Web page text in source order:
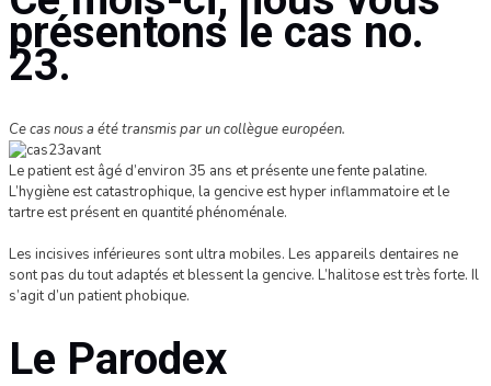
présentons le cas no.
23.
Ce cas nous a été transmis par un collègue européen.
Le patient est âgé d’environ 35 ans et présente une fente palatine.
L’hygiène est catastrophique, la gencive est hyper inflammatoire et le
tartre est présent en quantité phénoménale.
Les incisives inférieures sont ultra mobiles. Les appareils dentaires ne
sont pas du tout adaptés et blessent la gencive. L’halitose est très forte. Il
s’agit d’un patient phobique.
Le Parodex